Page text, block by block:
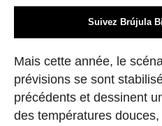
Suivez Brújula
Mais cette année, le
prévisions se sont
précédents et dessinent
des températures